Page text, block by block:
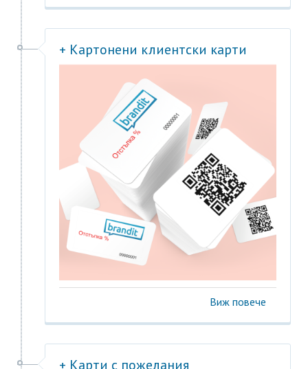
+ Картонени клиентски карти
Виж повече
+ Карти с пожелания